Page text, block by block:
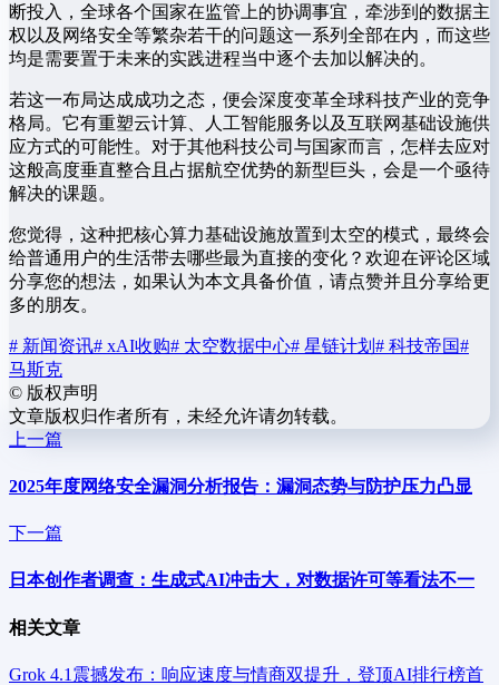
断投入，全球各个国家在监管上的协调事宜，牵涉到的数据主
权以及网络安全等繁杂若干的问题这一系列全部在内，而这些
均是需要置于未来的实践进程当中逐个去加以解决的。
若这一布局达成成功之态，便会深度变革全球科技产业的竞争
格局。它有重塑云计算、人工智能服务以及互联网基础设施供
应方式的可能性。对于其他科技公司与国家而言，怎样去应对
这般高度垂直整合且占据航空优势的新型巨头，会是一个亟待
解决的课题。
您觉得，这种把核心算力基础设施放置到太空的模式，最终会
给普通用户的生活带去哪些最为直接的变化？欢迎在评论区域
分享您的想法，如果认为本文具备价值，请点赞并且分享给更
多的朋友。
# 新闻资讯# xAI收购# 太空数据中心# 星链计划 # 科技帝国#
马斯克
© 版权声明
文章版权归作者所有，未经允许请勿转载。
上一篇
2025年度网络安全漏洞分析报告：漏洞态势与防护压力凸显
下一篇
日本创作者调查：生成式AI冲击大，对数据许可等看法不一
相关文章
Grok 4.1震撼发布：响应速度与情商双提升，登顶AI排行榜首